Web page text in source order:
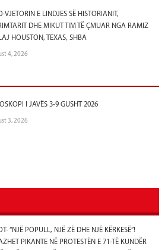
VJETORIN E LINDJES SË HISTORIANIT,
DHE MIKUT TIM TË ÇMUAR NGA RAMIZ
HOUSTON, TEXAS, SHBA
4, 2026
I JAVËS 3-9 GUSHT 2026
3, 2026
“NJË POPULL, NJË ZË DHE NJË KËRKESË”!
PIKANTE NË PROTESTËN E 71-TË KUNDËR